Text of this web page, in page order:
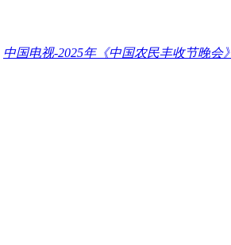
中国电视-2025年《中国农民丰收节晚会》